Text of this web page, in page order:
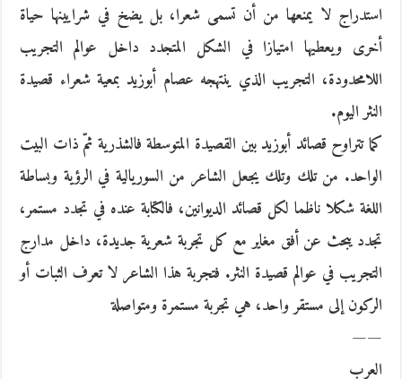
استدراج لا يمنعها من أن تسمى شعرا، بل يضخ في شرايينها حياة
أخرى ويعطيها امتيازا في الشكل المتجدد داخل عوالم التجريب
اللامحدودة، التجريب الذي ينتهجه عصام أبوزيد بمعية شعراء قصيدة
النثر اليوم.
كما تتراوح قصائد أبوزيد بين القصيدة المتوسطة فالشذرية ثمّ ذات البيت
الواحد. من تلك وتلك يجعل الشاعر من السوريالية في الرؤية وبساطة
اللغة شكلا ناظما لكل قصائد الديوانين، فالكتابة عنده في تجدد مستمر،
تجدد يبحث عن أفق مغاير مع كل تجربة شعرية جديدة، داخل مدارج
التجريب في عوالم قصيدة النثر. فتجربة هذا الشاعر لا تعرف الثبات أو
الركون إلى مستقر واحد، هي تجربة مستمرة ومتواصلة
——
العرب